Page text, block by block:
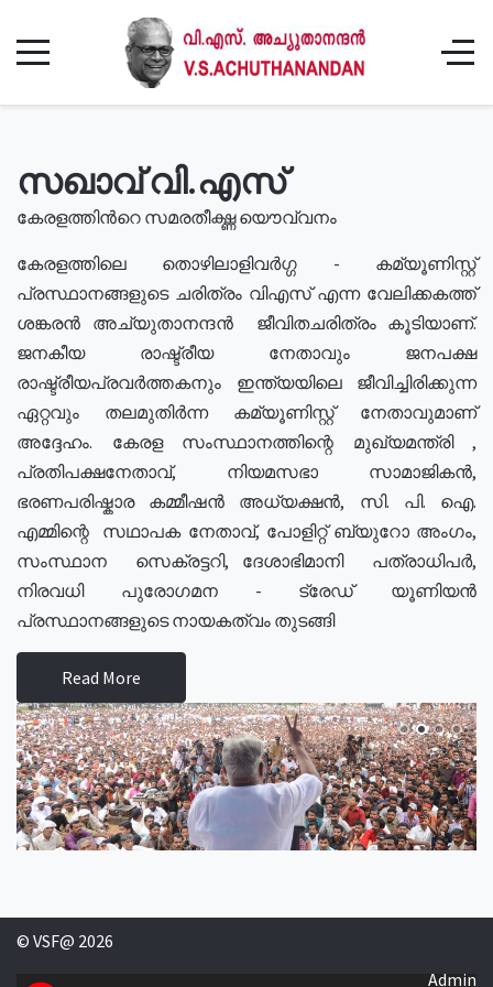
സഖാവ് വി.എസ്
കേരളത്തിൻറെ സമരതീക്ഷ്ണ യൌവ്വനം
കേരളത്തിലെ തൊഴിലാളിവർഗ്ഗ - കമ്യൂണിസ്റ്റ്
പ്രസ്ഥാനങ്ങളുടെ ചരിത്രം വിഎസ് എന്ന വേലിക്കകത്ത്
ശങ്കരൻ അച്യുതാനന്ദൻ ജീവിതചരിത്രം കൂടിയാണ്.
ജനകീയ രാഷ്ട്രീയ നേതാവും ജനപക്ഷ
രാഷ്ട്രീയപ്രവർത്തകനും ഇന്ത്യയിലെ ജീവിച്ചിരിക്കുന്ന
ഏറ്റവും തലമുതിർന്ന കമ്യൂണിസ്റ്റ് നേതാവുമാണ്
അദ്ദേഹം. കേരള സംസ്ഥാനത്തിന്റെ മുഖ്യമന്ത്രി ,
പ്രതിപക്ഷനേതാവ്, നിയമസഭാ സാമാജികൻ,
ഭരണപരിഷ്കാര കമ്മീഷൻ അധ്യക്ഷൻ, സി. പി. ഐ.
എമ്മിന്റെ സഥാപക നേതാവ്, പോളിറ്റ് ബ്യുറോ അംഗം,
സംസ്ഥാന സെക്രട്ടറി, ദേശാഭിമാനി പത്രാധിപർ,
നിരവധി പുരോഗമന - ട്രേഡ് യൂണിയൻ
പ്രസ്ഥാനങ്ങളുടെ നായകത്വം തുടങ്ങി
Read More
© VSF@ 2026
Admin